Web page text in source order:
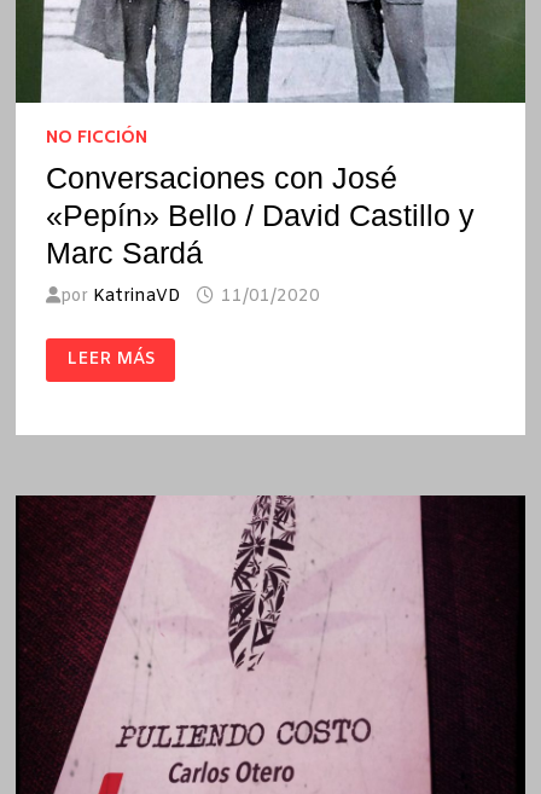
NO FICCIÓN
Conversaciones con José
«Pepín» Bello / David Castillo y
Marc Sardá
por KatrinaVD 11/01/2020
CONVERSACIONES
CON
JOSÉ
/
MARC
SARDÁ
LEER MÁS